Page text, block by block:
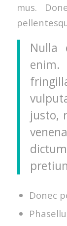
mus.
Nulla
justo,
Donec